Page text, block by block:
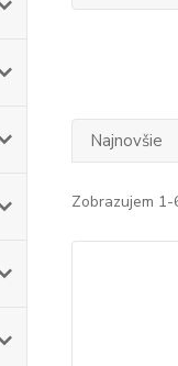
Najnovšie
Zobrazujem 1-